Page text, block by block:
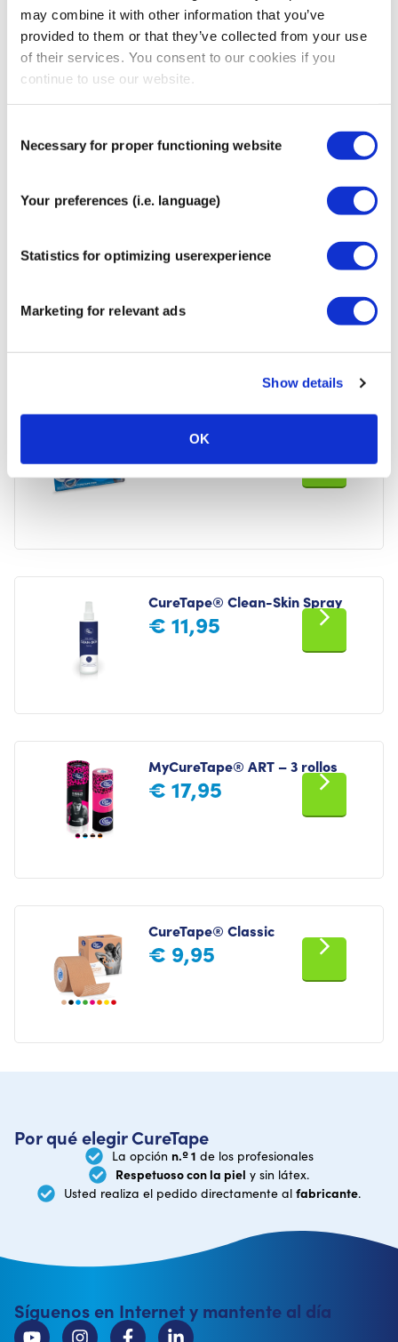
may combine it with other information that you’ve
provided to them or that they’ve collected from your use
of their services. You consent to our cookies if you
continue to use our website.
Selection
Necessary for proper functioning website
Your preferences (i.e. language)
Statistics for optimizing userexperience
Marketing for relevant ads
Show details
OK
exclusivo proceso de teñido mantiene la cinta suave,
transpirable y visualmente atractiva.
My CureTape® Art está disponible en tatuaje, tigre,
leopardo, cebra, tartán, azul militar y fryslan. Un rollo
mide 5 metros.
Más información
Contenido
1 rollo
ISO 13485:2016
Si
Tijera CureTape® Soft Touch
€12,95
CureTape® Clean-Skin Spray
€ 11,95
MyCureTape® ART – 3 rollos
€ 17,95
CureTape® Classic
€ 9,95
Por qué elegir CureTape
La opción n.º 1 de los profesionales
Respetuoso con la piel y sin látex.
Usted realiza el pedido directamente al fabricante.
Síguenos en Internet y mantente al día